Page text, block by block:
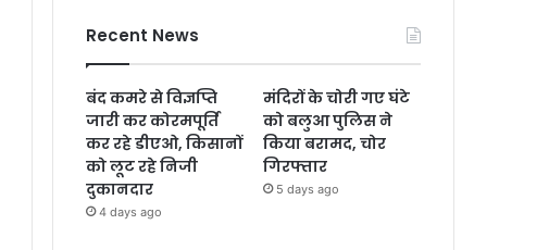
Recent News
बंद कमरे से विज्ञप्ति
जारी कर कोरमपूर्ति
कर रहे डीएओ, किसानों
को लूट रहे निजी
दुकानदार
4 days ago
मंदिरों के चोरी गए घंटे
को बलुआ पुलिस ने
किया बरामद, चोर
गिरफ्तार
5 days ago